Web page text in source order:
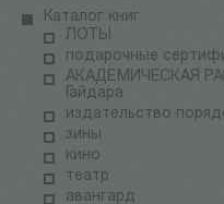
Каталог книг
ЛОТЫ
подарочные
АКАДЕМИЧЕСКАЯ
Гайдара
издательство
зины
кино
театр
авангард